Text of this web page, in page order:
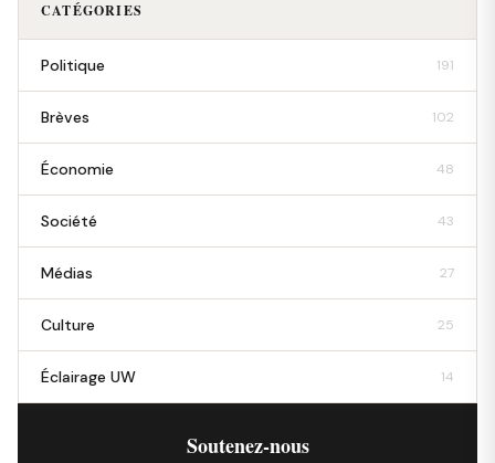
CATÉGORIES
Politique 191
Brèves 102
Économie 48
Société 43
Médias 27
Culture 25
Éclairage UW 14
Soutenez-nous